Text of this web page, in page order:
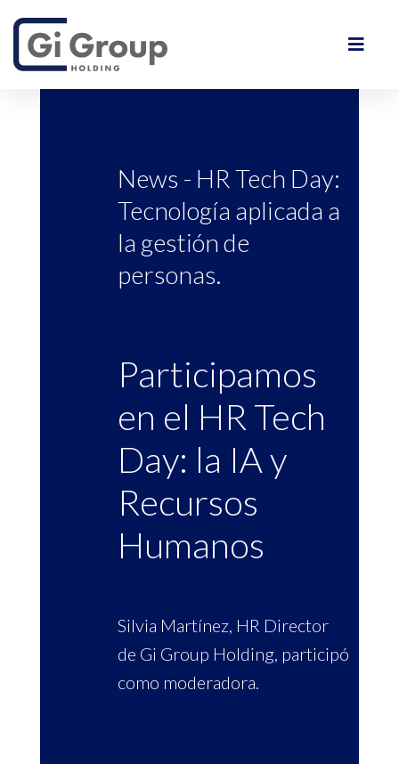
News - HR Tech Day:
Tecnología aplicada a
la gestión de
personas.
Participamos
en el HR Tech
Day: la IA y
Recursos
Humanos
Silvia Martínez, HR Director
de Gi Group Holding, participó
como moderadora.